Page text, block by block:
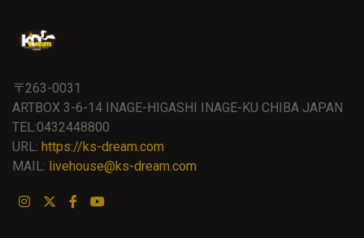
〒263-0031
ARTBOX 3-6-14 INAGE-HIGASHI INAGE-KU CHIBA JAPAN
TEL:0432448800
URL: https://ks-dream.com
MAIL: livehouse@ks-dream.com